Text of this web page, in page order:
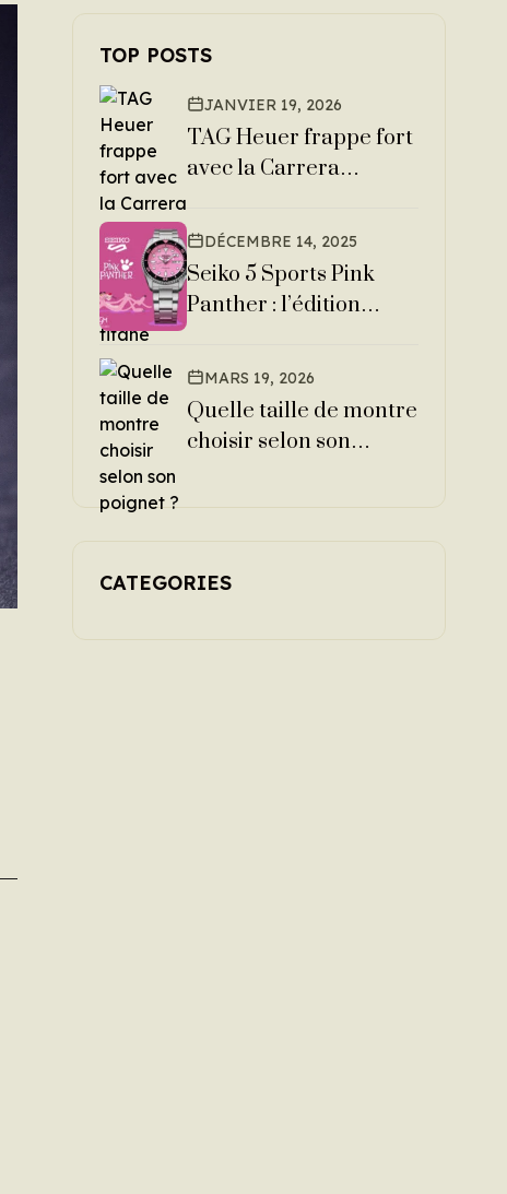
TOP POSTS
JANVIER 19, 2026
TAG Heuer frappe fort
avec la Carrera
Rattrapante en titane
DÉCEMBRE 14, 2025
Seiko 5 Sports Pink
Panther : l’édition
sensation
MARS 19, 2026
Quelle taille de montre
choisir selon son
CATEGORIES